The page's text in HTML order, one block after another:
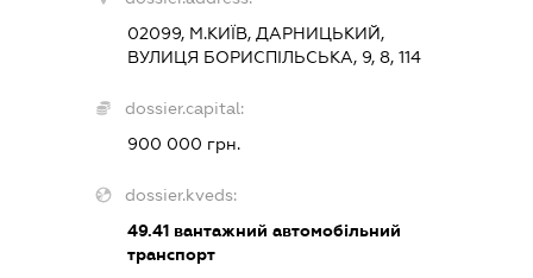
02099, М.КИЇВ, ДАРНИЦЬКИЙ,
ВУЛИЦЯ БОРИСПІЛЬСЬКА, 9, 8, 114
dossier.capital:
900 000 грн.
dossier.kveds:
49.41вантажний автомобільний
транспорт